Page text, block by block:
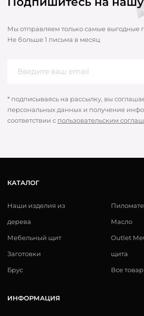
Мы отправляем только самые выгодные
Не больше 1 письма в месяц
* подписываясь на рассылку, вы
персональных данных и получение
соответствии с пользовательским
КАТАЛОГ
Наши изделия из
дерева
Мебельный щит
Заготовки
Брус
Масло
Outlet
щита
Все
ИНФОРМАЦИЯ